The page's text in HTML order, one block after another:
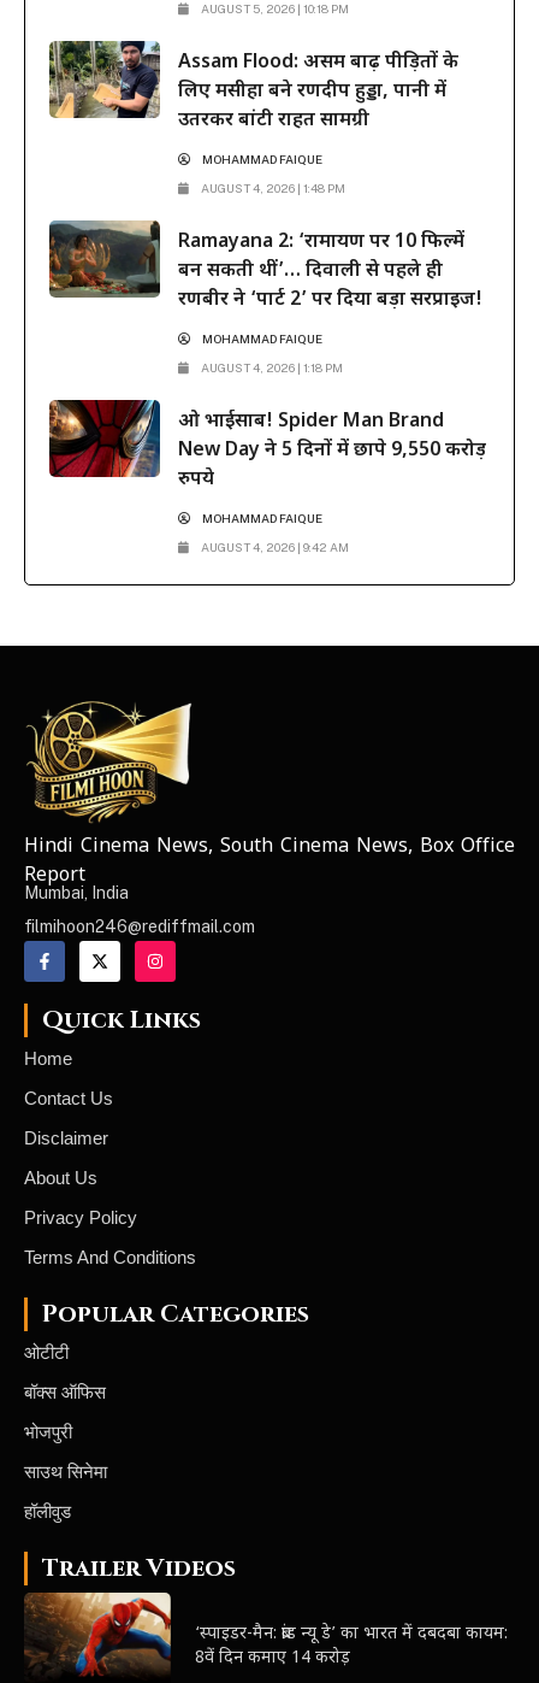
AUGUST 5, 2026 | 10:18 PM
Assam Flood: असम बाढ़ पीड़ितों के
लिए मसीहा बने रणदीप हुड्डा, पानी में
उतरकर बांटी राहत सामग्री
MOHAMMAD FAIQUE
AUGUST 4, 2026 | 1:48 PM
Ramayana 2: ‘रामायण पर 10 फिल्में
बन सकती थीं’… दिवाली से पहले ही
रणबीर ने ‘पार्ट 2’ पर दिया बड़ा सरप्राइज!
MOHAMMAD FAIQUE
AUGUST 4, 2026 | 1:18 PM
ओ भाईसाब! Spider Man Brand
New Day ने 5 दिनों में छापे 9,550 करोड़
रुपये
MOHAMMAD FAIQUE
AUGUST 4, 2026 | 9:42 AM
NEWS ELEMENTOR
Hindi Cinema News, South Cinema News, Box Office
Report
Mumbai, India
filmihoon246@rediffmail.com
Quick Links
Home
Contact Us
Disclaimer
About Us
Privacy Policy
Terms And Conditions
Popular Categories
ओटीटी
बॉक्स ऑफिस
भोजपुरी
साउथ सिनेमा
हॉलीवुड
Trailer Videos
‘स्पाइडर-मैन: ब्रांड न्यू डे’ का भारत में दबदबा कायम:
8वें दिन कमाए 14 करोड़